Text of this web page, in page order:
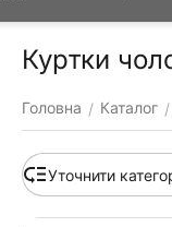
Куртки
Головна / Каталог /
Уточнити